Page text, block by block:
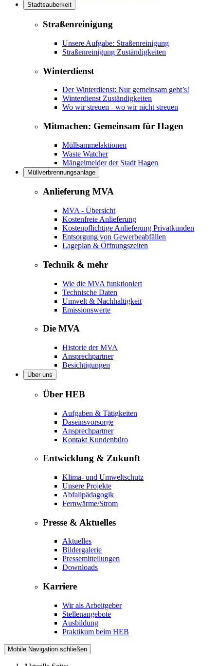
Stadtsauberkeit
Straßenreinigung
Unsere Aufgabe: Straßenreinigung
Straßenreinigung Zuständigkeiten
Winterdienst
Der Winterdienst: Nur gemeinsam geht’s!
Winterdienst Zuständigkeiten
Wo wir streuen - wo wir nicht streuen
Mitmachen: Gemeinsam für Hagen
Müllsammelaktionen
Waste Watcher
Mängelmelder der Stadt Hagen
Müllverbrennungsanlage
Anlieferung MVA
MVA - Übersicht
Kostenfreie Anlieferung
Kostenpflichtige Anlieferung Privatkunden
Entsorgung von Gewerbeabfällen
Lageplan & Öffnungszeiten
Technik & mehr
Wie die MVA funktioniert
Technische Daten
Umwelt & Nachhaltigkeit
Emissionswerte
Die MVA
Historie der MVA
Ansprechpartner
Besichtigungen
Über uns
Über HEB
Aufgaben & Tätigkeiten
Daseinsvorsorge
Ansprechpartner
Kontakt Kundenbüro
Entwicklung & Zukunft
Klima- und Umweltschutz
Unsere Projekte
Abfallpädagogik
Fernwärme/Strom
Presse & Aktuelles
Aktuelles
Bildergalerie
Pressemitteilungen
Downloads
Karriere
Wir als Arbeitgeber
Stellenangebote
Ausbildung
Praktikum beim HEB
Mobile Navigation schließen